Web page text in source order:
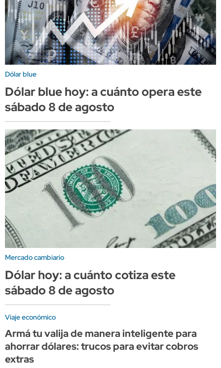
Dólar blue
Dólar blue hoy: a cuánto opera este
sábado 8 de agosto
Mercado cambiario
Dólar hoy: a cuánto cotiza este
sábado 8 de agosto
Viaje económico
Armá tu valija de manera inteligente para
ahorrar dólares: trucos para evitar cobros
extras